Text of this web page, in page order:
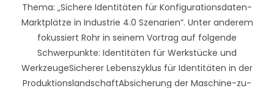
Thema: „Sichere Identitäten für Konfigurationsdaten-
Marktplätze in Industrie 4.0 Szenarien“. Unter anderem
fokussiert Rohr in seinem Vortrag auf folgende
Schwerpunkte: Identitäten für Werkstücke und
WerkzeugeSicherer Lebenszyklus für Identitäten in der
ProduktionslandschaftAbsicherung der Maschine-zu-